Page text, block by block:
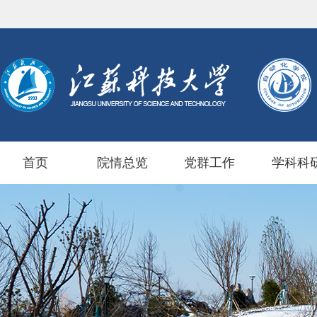
首页 院情总览 党群工作 学科科